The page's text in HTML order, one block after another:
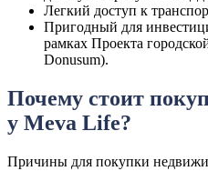
Легкий доступ к
Пригодный для
рамках Проекта
Donusum).
Почему стоит
у Meva Life?
Причины для покупки